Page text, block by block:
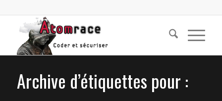
Archive d’étiquettes pour :